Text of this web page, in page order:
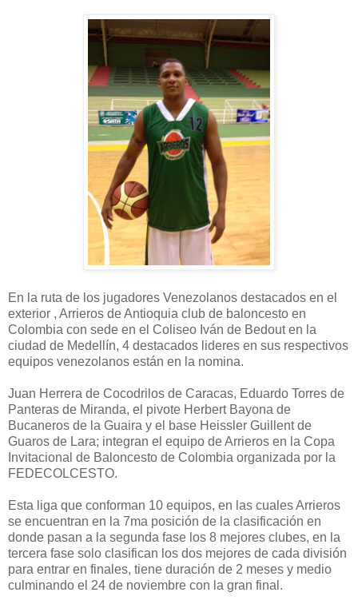
En la ruta de los jugadores Venezolanos destacados en el
exterior , Arrieros de Antioquia club de baloncesto en
Colombia con sede en el Coliseo Iván de Bedout en la
ciudad de Medellín, 4 destacados lideres en sus respectivos
equipos venezolanos están en la nomina.
Juan Herrera de Cocodrilos de Caracas, Eduardo Torres de
Panteras de Miranda, el pivote Herbert Bayona de
Bucaneros de la Guaira y el base Heissler Guillent de
Guaros de Lara; integran el equipo de Arrieros en la Copa
Invitacional de Baloncesto de Colombia organizada por la
FEDECOLCESTO.
Esta liga que conforman 10 equipos, en las cuales Arrieros
se encuentran en la 7ma posición de la clasificación en
donde pasan a la segunda fase los 8 mejores clubes, en la
tercera fase solo clasifican los dos mejores de cada división
para entrar en finales, tiene duración de 2 meses y medio
culminando el 24 de noviembre con la gran final.